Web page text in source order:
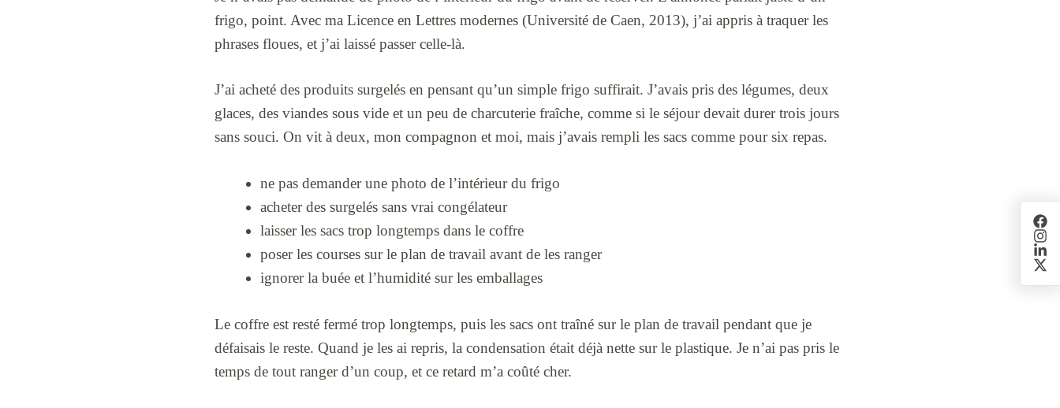
frigo, point. Avec ma Licence en Lettres modernes (Université de Caen, 2013), j’ai appris à traquer les
phrases floues, et j’ai laissé passer celle-là.
J’ai acheté des produits surgelés en pensant qu’un simple frigo suffirait. J’avais pris des légumes, deux
glaces, des viandes sous vide et un peu de charcuterie fraîche, comme si le séjour devait durer trois jours
sans souci. On vit à deux, mon compagnon et moi, mais j’avais rempli les sacs comme pour six repas.
ne pas demander une photo de l’intérieur du frigo
acheter des surgelés sans vrai congélateur
laisser les sacs trop longtemps dans le coffre
poser les courses sur le plan de travail avant de les ranger
ignorer la buée et l’humidité sur les emballages
Le coffre est resté fermé trop longtemps, puis les sacs ont traîné sur le plan de travail pendant que je
défaisais le reste. Quand je les ai repris, la condensation était déjà nette sur le plastique. Je n’ai pas pris le
temps de tout ranger d’un coup, et ce retard m’a coûté cher.